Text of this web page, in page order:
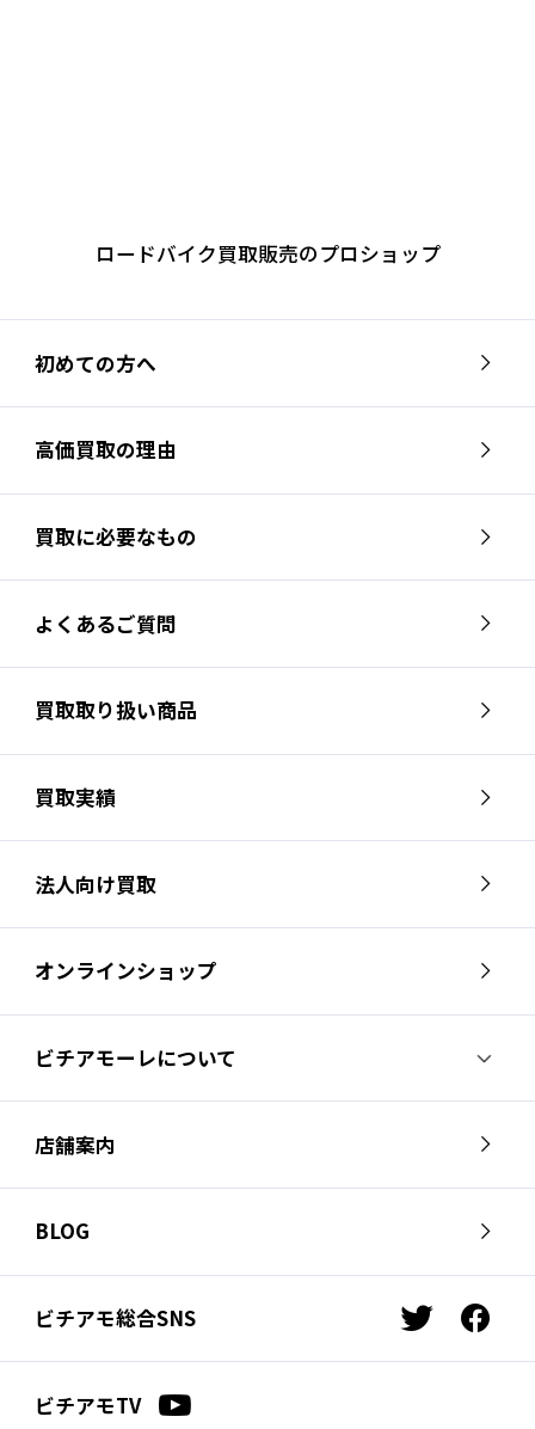
ロードバイク買取販売のプロショップ
初めての方へ
高価買取の理由
買取に必要なもの
よくあるご質問
買取取り扱い商品
買取実績
法人向け買取
オンラインショップ
ビチアモーレについて
ビチアモーレについて
スタッフ紹介
会社概要
店舗案内
芦屋店
南麻布店
サイクルジャージ店
広島店
BLOG
お知らせ
スタッフブログ
ビチアモコラム
ビチアモ総合SNS
t
w
f
a
ビチアモTV